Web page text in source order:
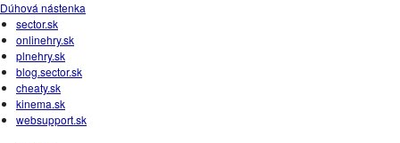
Dúhová nástenka
sector.sk
onlinehry.sk
plnehry.sk
blog.sector.sk
cheaty.sk
kinema.sk
websupport.sk